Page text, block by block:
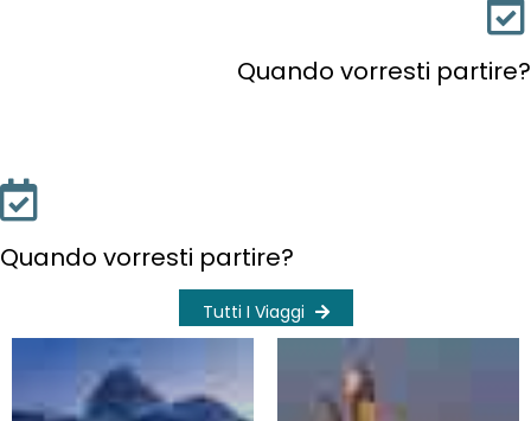
Quando vorresti partire?
Quando vorresti partire?
Tutti I Viaggi